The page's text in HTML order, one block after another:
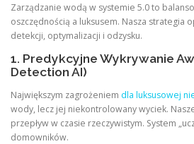
Zarządzanie wodą w systemie 5.0 to
oszczędnością a luksusem. Nasza strategia
detekcji, optymalizacji i odzysku.
1. Predykcyjne Wykrywanie
Detection AI)
Największym zagrożeniem dla luksusowej
wody, lecz jej niekontrolowany wyciek.
przepływ w czasie rzeczywistym. System
domowników.